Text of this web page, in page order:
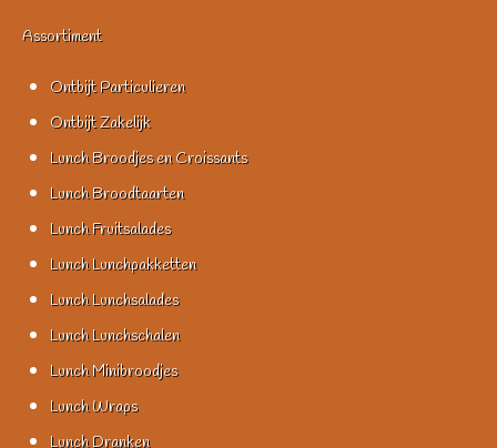
Assortiment
Ontbijt Particulieren
Ontbijt Zakelijk
Lunch Broodjes en Croissants
Lunch Broodtaarten
Lunch Fruitsalades
Lunch Lunchpakketten
Lunch Lunchsalades
Lunch Lunchschalen
Lunch Minibroodjes
Lunch Wraps
Lunch Dranken